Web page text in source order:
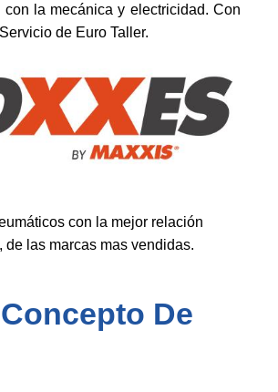
con la mecánica y electricidad. Con
de Euro Taller.
con la mejor relación
de las marcas mas vendidas.
De